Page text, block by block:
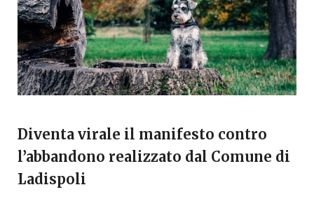
Diventa virale il manifesto contro
l’abbandono realizzato dal Comune di
Ladispoli